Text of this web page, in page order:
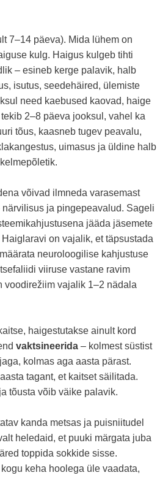
7–14 päeva). Mida lühem on
kulg. Haigus kulgeb tihti
– esineb kerge palavik, halb
isutus, seedehäired, ülemiste
need kaebused kaovad, haige
2–8 päeva jooksul, vahel ka
tõus, kaasneb tugev peavalu,
uimasus ja üldine halb
võivad ilmneda varasemast
ja pingepeavalud. Sageli
jääda jäsemete
on vajalik, et täpsustada
neuroloogilise kahjustuse
viiruse vastane ravim
voodirežiim vajalik 1–2 nädala
haigestutakse ainult kord
vaktsineerida – kolmest süstist
kolmas aga aasta pärast.
tagant, et kaitset säilitada.
tõusta võib väike palavik.
kanda metsas ja puisniitudel
heledaid, et puuki märgata juba
toppida sokkide sisse.
keha hoolega üle vaadata,